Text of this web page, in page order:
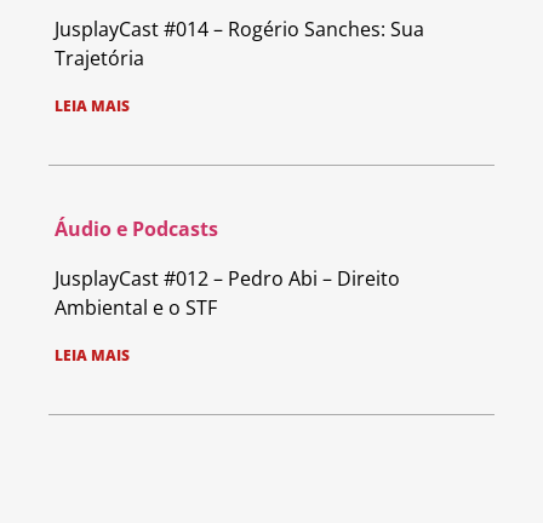
JusplayCast #014 – Rogério Sanches: Sua
Trajetória
LEIA MAIS
Áudio e Podcasts
JusplayCast #012 – Pedro Abi – Direito
Ambiental e o STF
LEIA MAIS